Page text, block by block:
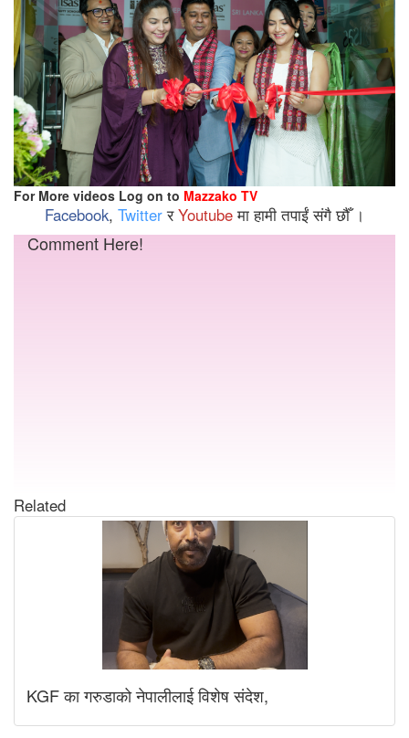
For More videos Log on to Mazzako TV
Facebook, TwitterरYoutubeमा हामी तपाईं संगै छौँ ।
Comment Here!
Related
KGF का गरुडाको नेपालीलाई विशेष संदेश,